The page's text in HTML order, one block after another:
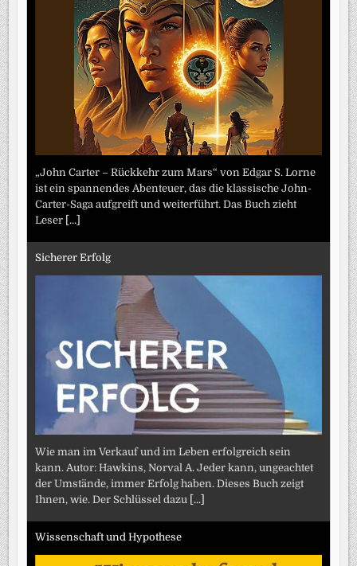
„John Carter – Rückkehr zum Mars“ von Edgar S. Lorne
ist ein spannendes Abenteuer, das die klassische John-
Carter-Saga aufgreift und weiterführt. Das Buch zieht
Leser [...]
Sicherer Erfolg
Wie man im Verkauf und im Leben erfolgreich sein
kann. Autor: Hawkins, Norval A. Jeder kann, ungeachtet
der Umstände, immer Erfolg haben. Dieses Buch zeigt
Ihnen, wie. Der Schlüssel dazu [...]
Wissenschaft und Hypothese